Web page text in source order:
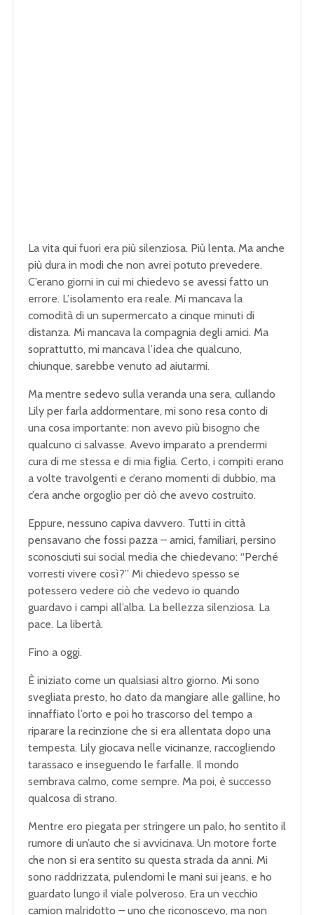
La vita qui fuori era più silenziosa. Più lenta. Ma anche
più dura in modi che non avrei potuto prevedere.
C’erano giorni in cui mi chiedevo se avessi fatto un
errore. L’isolamento era reale. Mi mancava la
comodità di un supermercato a cinque minuti di
distanza. Mi mancava la compagnia degli amici. Ma
soprattutto, mi mancava l’idea che qualcuno,
chiunque, sarebbe venuto ad aiutarmi.
Ma mentre sedevo sulla veranda una sera, cullando
Lily per farla addormentare, mi sono resa conto di
una cosa importante: non avevo più bisogno che
qualcuno ci salvasse. Avevo imparato a prendermi
cura di me stessa e di mia figlia. Certo, i compiti erano
a volte travolgenti e c’erano momenti di dubbio, ma
c’era anche orgoglio per ciò che avevo costruito.
Eppure, nessuno capiva davvero. Tutti in città
pensavano che fossi pazza – amici, familiari, persino
sconosciuti sui social media che chiedevano: “Perché
vorresti vivere così?” Mi chiedevo spesso se
potessero vedere ciò che vedevo io quando
guardavo i campi all’alba. La bellezza silenziosa. La
pace. La libertà.
Fino a oggi.
È iniziato come un qualsiasi altro giorno. Mi sono
svegliata presto, ho dato da mangiare alle galline, ho
innaffiato l’orto e poi ho trascorso del tempo a
riparare la recinzione che si era allentata dopo una
tempesta. Lily giocava nelle vicinanze, raccogliendo
tarassaco e inseguendo le farfalle. Il mondo
sembrava calmo, come sempre. Ma poi, è successo
qualcosa di strano.
Mentre ero piegata per stringere un palo, ho sentito il
rumore di un’auto che si avvicinava. Un motore forte
che non si era sentito su questa strada da anni. Mi
sono raddrizzata, pulendomi le mani sui jeans, e ho
guardato lungo il viale polveroso. Era un vecchio
camion malridotto – uno che riconoscevo, ma non